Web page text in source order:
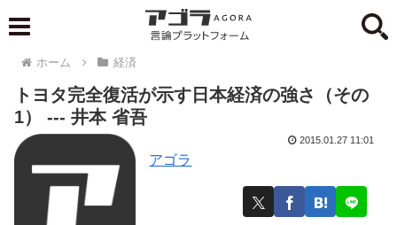
ホーム 経済
トヨタ完全復活が示す日本経済の強さ（その
1） --- 井本 省吾
アゴラ
2015.01.27 11:01